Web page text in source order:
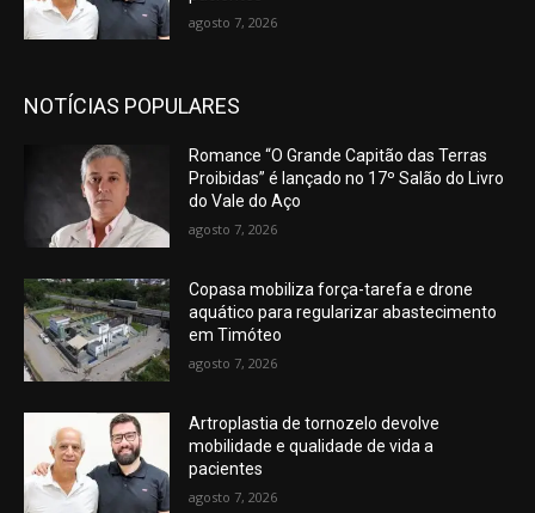
agosto 7, 2026
NOTÍCIAS POPULARES
Romance “O Grande Capitão das Terras
Proibidas” é lançado no 17º Salão do Livro
do Vale do Aço
agosto 7, 2026
Copasa mobiliza força-tarefa e drone
aquático para regularizar abastecimento
em Timóteo
agosto 7, 2026
Artroplastia de tornozelo devolve
mobilidade e qualidade de vida a
pacientes
agosto 7, 2026